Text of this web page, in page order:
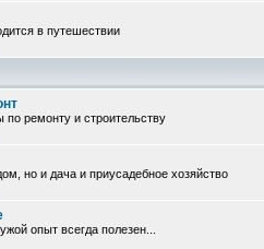
в путешествии
ремонту и строительству
но и дача и приусадебное хозяйство
опыт всегда полезен...